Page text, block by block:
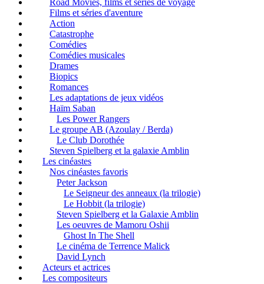
Road Movies, films et séries de voyage
Films et séries d'aventure
Action
Catastrophe
Comédies
Comédies musicales
Drames
Biopics
Romances
Les adaptations de jeux vidéos
Haïm Saban
Les Power Rangers
Le groupe AB (Azoulay / Berda)
Le Club Dorothée
Steven Spielberg et la galaxie Amblin
Les cinéastes
Nos cinéastes favoris
Peter Jackson
Le Seigneur des anneaux (la trilogie)
Le Hobbit (la trilogie)
Steven Spielberg et la Galaxie Amblin
Les oeuvres de Mamoru Oshii
Ghost In The Shell
Le cinéma de Terrence Malick
David Lynch
Acteurs et actrices
Les compositeurs